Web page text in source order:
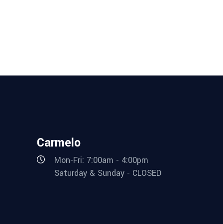
Carmelo
Mon-Fri: 7:00am - 4:00pm
Saturday & Sunday - CLOSED